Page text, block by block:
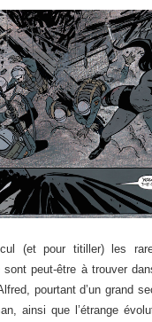
(et pour titiller) les
sont peut-être à trouver
pourtant d’un grand
ainsi que l’étrange